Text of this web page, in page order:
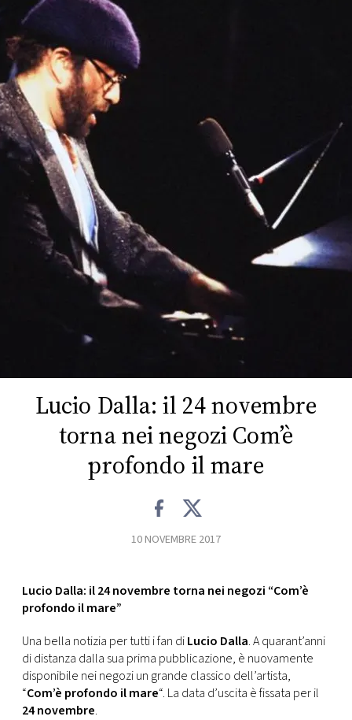
FOTO
CONCORSI
EVENTI
VIDEO
TV
PRINCIPATO
Lucio Dalla: il 24 novembre
torna nei negozi Com’è
profondo il mare
10 NOVEMBRE 2017
Lucio Dalla: il 24 novembre torna nei negozi “Com’è
profondo il mare”
Una bella notizia per tutti i fan diLucio Dalla. A quarant’anni
di distanza dalla sua prima pubblicazione, è nuovamente
disponibile nei negozi un grande classico dell’artista,
“Com’è profondo il mare“. La data d’uscita è fissata per il
24 novembre.